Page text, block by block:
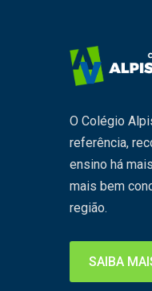
O Colégio
referência,
ensino há
mais bem
região.
SAIBA